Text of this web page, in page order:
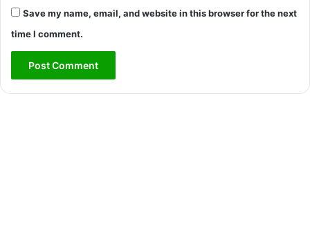
Save my name, email, and website in this browser for the next
time I comment.